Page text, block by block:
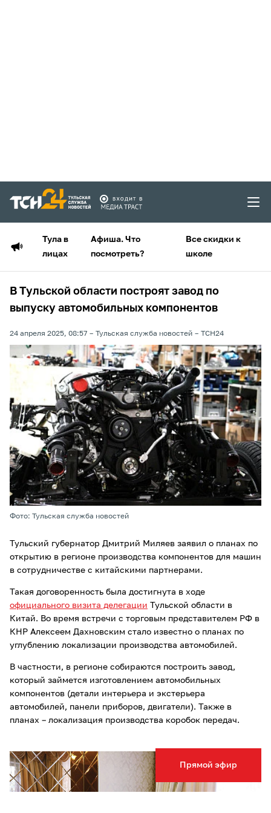
Тула в
лицах
Афиша. Что
посмотреть?
Все скидки к
школе
Прямой эфир
В Тульской области построят завод по
выпуску автомобильных компонентов
24 апреля 2025, 08:57 Тульская служба новостей ТСН24
Фото: Тульская служба новостей
Тульский губернатор Дмитрий Миляев заявил о планах по
открытию в регионе производства компонентов для машин
в сотрудничестве с китайскими партнерами.
Такая договоренность была достигнута в ходе
официального визита делегации Тульской области в
Китай. Во время встречи с торговым представителем РФ в
КНР Алексеем Дахновским стало известно о планах по
углублению локализации производства автомобилей.
В частности, в регионе собираются построить завод,
который займется изготовлением автомобильных
компонентов (детали интерьера и экстерьера
автомобилей, панели приборов, двигатели). Также в
планах – локализация производства коробок передач.